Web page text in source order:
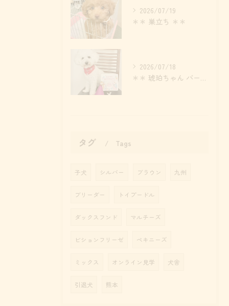
2026/07/19
＊＊ 巣立ち ＊＊
2026/07/18
＊＊ 琥珀ちゃん バースデー ＊＊
タグ Tags
子犬 シルバー ブラウン 九州
ブリーダー トイプードル
ダックスフンド マルチーズ
ビションフリーゼ ペキニーズ
ミックス オンライン見学 犬舎
引退犬 熊本